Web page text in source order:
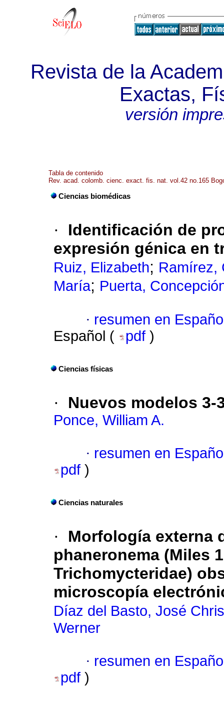
Revista de la
Exactas,
versión
Tabla de contenido
Rev. acad. colomb. cienc. exact. fis. nat. vol.42 no.165
Ciencias biomédicas
·
Identificación de
expresión génica en
Ruiz, Elizabeth; Ramírez,
María; Puerta,
· resumen en
Español (
pdf )
Ciencias físicas
· Nuevos modelos 3-
Ponce, William A.
· resumen en
pdf )
Ciencias naturales
·
Morfología externa
phaneronema (Miles
Trichomycteridae)
microscopía
Díaz del Basto, José
Werner
· resumen en
pdf )